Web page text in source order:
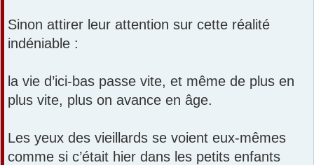
e
Sinon attirer leur attention sur cette réalité
indéniable :
la vie d’ici-bas passe vite, et même de plus en
plus vite, plus on avance en âge.
Les yeux des vieillards se voient eux-mêmes
comme si c’était hier dans les petits enfants